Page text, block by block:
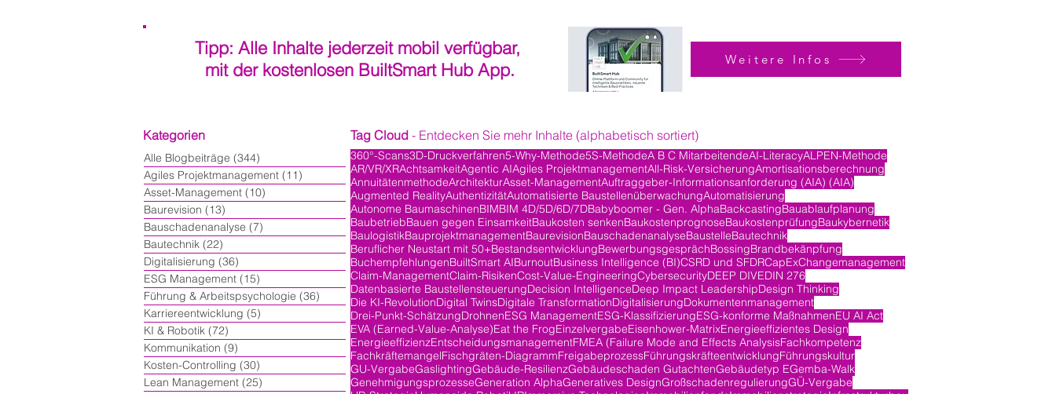
Tipp: Alle Inhalte jederzeit mobil verfügbar,
mit der kostenlosen BuiltSmart Hub App.
Weitere Infos
Kategorien
Alle Blogbeiträge (344)
Agiles Projektmanagement (11) 11 Beiträge
Asset-Management (10)
Baurevision (13)
Bauschadenanalyse (7)
Bautechnik (22)
Digitalisierung (36)
ESG Management (15)
Führung & Arbeitspsychologie (36) 36 Beiträge
Karriereentwicklung (5)
KI & Robotik (72)
Kommunikation (9)
Kosten-Controlling (30)
Lean Management (25)
Tag Cloud - Entdecken Sie mehr Inhalte (alphabetisch sortiert)
360°-Scans3D-Druckverfahren5-Why-Methode5S-MethodeA B C MitarbeitendeAI-LiteracyALPEN-Methode
AR/VR/XRAchtsamkeitAgentic AIAgiles ProjektmanagementAll-Risk-VersicherungAmortisationsberechnung
AnnuitätenmethodeArchitekturAsset-ManagementAuftraggeber-Informationsanforderung (AIA) (AIA)
Augmented RealityAuthentizitätAutomatisierte BaustellenüberwachungAutomatisierung
Autonome BaumaschinenBIMBIM 4D/5D/6D/7DBabyboomer - Gen. AlphaBackcastingBauablaufplanung
BaubetriebBauen gegen EinsamkeitBaukosten senkenBaukostenprognoseBaukostenprüfungBaukybernetik
BaulogistikBauprojektmanagementBaurevisionBauschadenanalyseBaustelleBautechnik
Beruflicher Neustart mit 50+BestandsentwicklungBewerbungsgesprächBossingBrandbekänpfung
BuchempfehlungenBuiltSmart AIBurnoutBusiness Intelligence (BI)CSRD und SFDRCapExChangemanagement
Claim-ManagementClaim-RisikenCost-Value-EngineeringCybersecurityDEEP DIVEDIN 276
Datenbasierte BaustellensteuerungDecision IntelligenceDeep Impact LeadershipDesign Thinking
Die KI-RevolutionDigital TwinsDigitale TransformationDigitalisierungDokumentenmanagement
Drei-Punkt-SchätzungDrohnenESG ManagementESG-KlassifizierungESG-konforme MaßnahmenEU AI Act
EVA (Earned-Value-Analyse)Eat the FrogEinzelvergabeEisenhower-MatrixEnergieeffizientes Design
EnergieeffizienzEntscheidungsmanagementFMEA (Failure Mode and Effects AnalysisFachkompetenz
FachkräftemangelFischgräten-DiagrammFreigabeprozessFührungskräfteentwicklungFührungskultur
GU-VergabeGaslightingGebäude-ResilienzGebäudeschaden GutachtenGebäudetyp EGemba-Walk
GenehmigungsprozesseGeneration AlphaGeneratives DesignGroßschadenregulierungGÜ-Vergabe